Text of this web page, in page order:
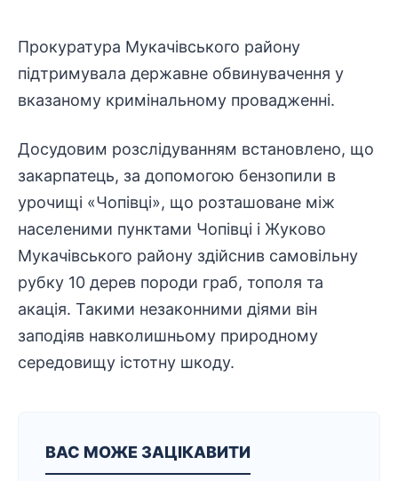
Прокуратура Мукачівського району
підтримувала державне обвинувачення у
вказаному кримінальному провадженні.
Досудовим розслідуванням встановлено, що
закарпатець, за допомогою бензопили в
урочищі «Чопівці», що розташоване між
населеними пунктами Чопівці і Жуково
Мукачівського району здійснив самовільну
рубку 10 дерев породи граб, тополя та
акація. Такими незаконними діями він
заподіяв навколишньому природному
середовищу істотну шкоду.
ВАС МОЖЕ ЗАЦІКАВИТИ